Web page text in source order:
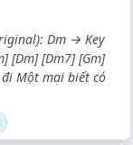
Dm → Key
[Dm] [Dm7] [Gm]
Một mai biết có